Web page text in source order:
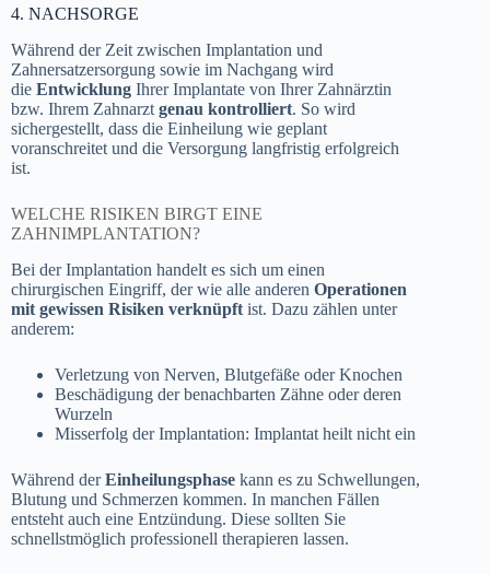
4. NACHSORGE
Während der Zeit zwischen Implantation und
Zahnersatzersorgung sowie im Nachgang wird
die Entwicklung Ihrer Implantate von Ihrer Zahnärztin
bzw. Ihrem Zahnarzt genau kontrolliert. So wird
sichergestellt, dass die Einheilung wie geplant
voranschreitet und die Versorgung langfristig erfolgreich
ist.
WELCHE RISIKEN BIRGT EINE
ZAHNIMPLANTATION?
Bei der Implantation handelt es sich um einen
chirurgischen Eingriff, der wie alle anderen Operationen
mit gewissen Risiken verknüpft ist. Dazu zählen unter
anderem:
Verletzung von Nerven, Blutgefäße oder Knochen
Beschädigung der benachbarten Zähne oder deren
Wurzeln
Misserfolg der Implantation: Implantat heilt nicht ein
Während derEinheilungsphase kann es zu Schwellungen,
Blutung und Schmerzen kommen. In manchen Fällen
entsteht auch eine Entzündung. Diese sollten Sie
schnellstmöglich professionell therapieren lassen.